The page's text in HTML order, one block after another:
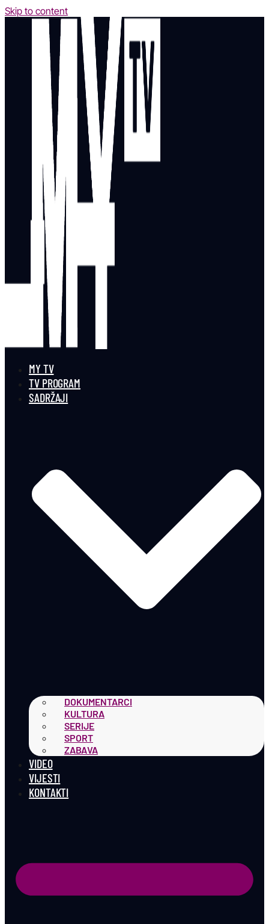
Skip to content
MY TV
TV PROGRAM
SADRŽAJI
DOKUMENTARCI
KULTURA
SERIJE
SPORT
ZABAVA
VIDEO
VIJESTI
KONTAKTI